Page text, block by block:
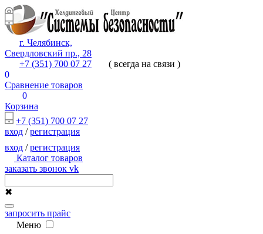
г. Челябинск,
Свердловский пр., 28
+7 (351) 700 07 27
( всегда на связи )
0
Сравнение товаров
0
Корзина
+7 (351) 700 07 27
вход /регистрация
вход /регистрация
Каталог товаров
заказать звонок vk
✖
запросить прайс
Меню